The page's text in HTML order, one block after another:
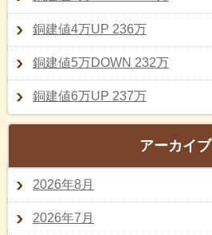
銅建値4万UP 236万
銅建値5万DOWN 232万
銅建値6万UP 237万
アーカイブ
2026年8月
2026年7月